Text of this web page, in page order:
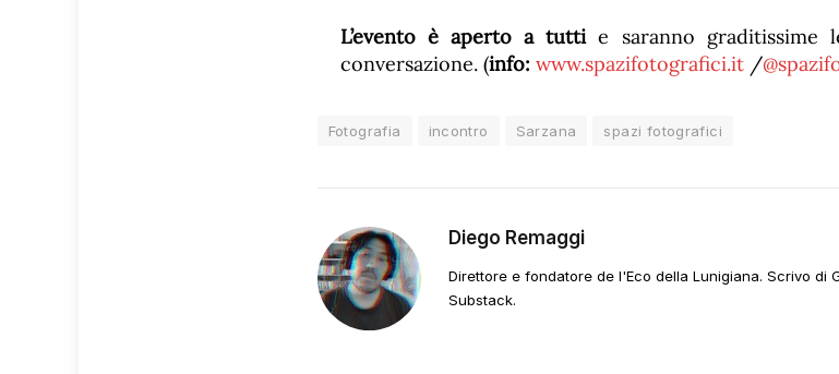
L’evento è aperto a tuttie saranno graditissime
conversazione. (info: www.spazifotografici.it /
Fotografia incontro Sarzana spazi fotografici
Diego Remaggi
Direttore e fondatore de l'Eco della Lunigiana. Scrivo di
Substack.